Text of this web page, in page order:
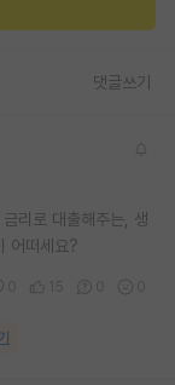
댓글쓰기
리로 대출해주는, 생
어떠세요?